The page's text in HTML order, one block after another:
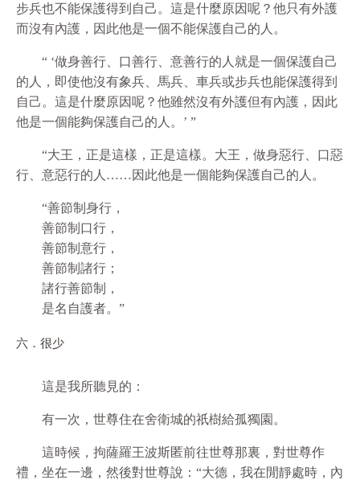
步兵也不能保護得到自己。這是什麼原因呢？他只有外護
而沒有內護，因此他是一個不能保護自己的人。
“ ‘做身善行、口善行、意善行的人就是一個保護自己
的人，即使他沒有象兵、馬兵、車兵或步兵也能保護得到
自己。這是什麼原因呢？他雖然沒有外護但有內護，因此
他是一個能夠保護自己的人。’ ”
“大王，正是這樣，正是這樣。大王，做身惡行、口惡
行、意惡行的人……因此他是一個能夠保護自己的人。
“善節制身行，
善節制口行，
善節制意行，
善節制諸行；
諸行善節制，
是名自護者。”
六．很少
這是我所聽見的：
有一次，世尊住在舍衛城的祇樹給孤獨園。
這時候，拘薩羅王波斯匿前往世尊那裏，對世尊作
禮，坐在一邊，然後對世尊說：“大德，我在閒靜處時，內